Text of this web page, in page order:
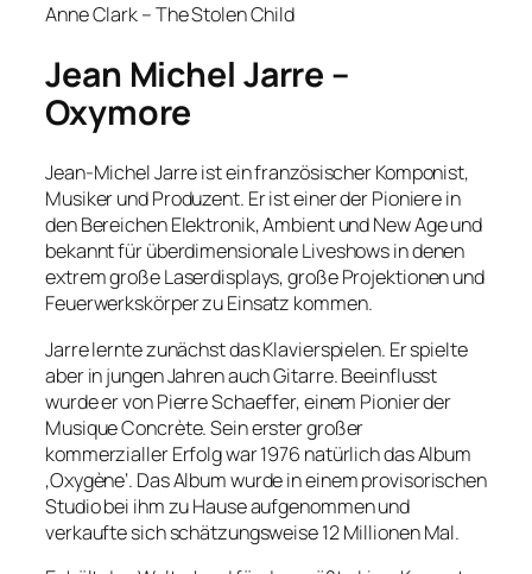
Anne Clark – The Stolen Child
Jean Michel Jarre –
Oxymore
Jean-Michel Jarre ist ein französischer Komponist,
Musiker und Produzent. Er ist einer der Pioniere in
den Bereichen Elektronik, Ambient und New Age und
bekannt für überdimensionale Liveshows in denen
extrem große Laserdisplays, große Projektionen und
Feuerwerkskörper zu Einsatz kommen.
Jarre lernte zunächst das Klavierspielen. Er spielte
aber in jungen Jahren auch Gitarre. Beeinflusst
wurde er von Pierre Schaeffer, einem Pionier der
Musique Concrète. Sein erster großer
kommerzialler Erfolg war 1976 natürlich das Album
‚Oxygène‘. Das Album wurde in einem provisorischen
Studio bei ihm zu Hause aufgenommen und
verkaufte sich schätzungsweise 12 Millionen Mal.